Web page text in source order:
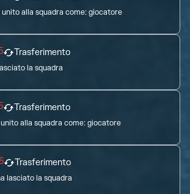
unito alla squadra come:giocatore
Trasferimento
la squadra
Trasferimento
alla squadra come:giocatore
Trasferimento
lasciato la squadra